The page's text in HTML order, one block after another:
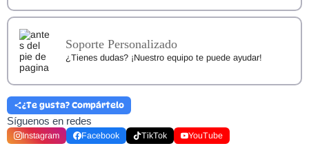
Soporte Personalizado
¿Tienes dudas? ¡Nuestro equipo te puede ayudar!
¿Te gusta? Compártelo
Síguenos en redes
Instagram Facebook TikTok YouTube